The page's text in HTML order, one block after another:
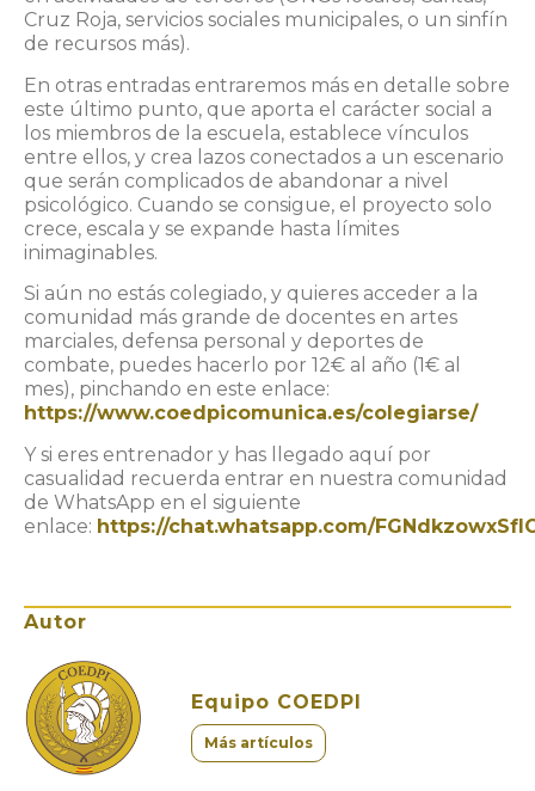
Cruz Roja, servicios sociales municipales, o un sinfín
de recursos más).
En otras entradas entraremos más en detalle sobre
este último punto, que aporta el carácter social a
los miembros de la escuela, establece vínculos
entre ellos, y crea lazos conectados a un escenario
que serán complicados de abandonar a nivel
psicológico. Cuando se consigue, el proyecto solo
crece, escala y se expande hasta límites
inimaginables.
Si aún no estás colegiado, y quieres acceder a la
comunidad más grande de docentes en artes
marciales, defensa personal y deportes de
combate, puedes hacerlo por 12€ al año (1€ al
mes), pinchando en este enlace:
https://www.coedpicomunica.es/colegiarse/
Y si eres entrenador y has llegado aquí por
casualidad recuerda entrar en nuestra comunidad
de WhatsApp en el siguiente
enlace: https://chat.whatsapp.com/
Autor
Equipo COEDPI
Más artículos